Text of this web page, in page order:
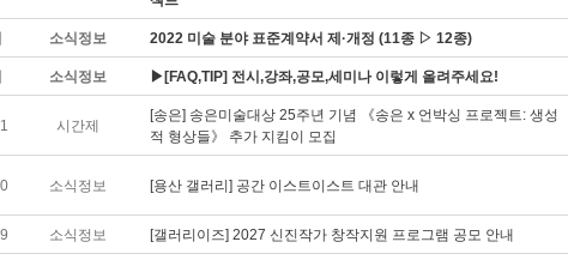
소식정보 2022 미술 분야 표준계약서 제·개정 (11종 ▷ 12종)
소식정보 ▶[FAQ,TIP] 전시,강좌,공모,세미나 이렇게 올려주세요!
시간제
[송은] 송은미술대상 25주년 기념 《송은 x 언박싱 프로젝트: 생성
적 형상들》 추가 지킴이 모집
소식정보 [용산 갤러리] 공간 이스트이스트 대관 안내
소식정보 [갤러리이즈] 2027 신진작가 창작지원 프로그램 공모 안내